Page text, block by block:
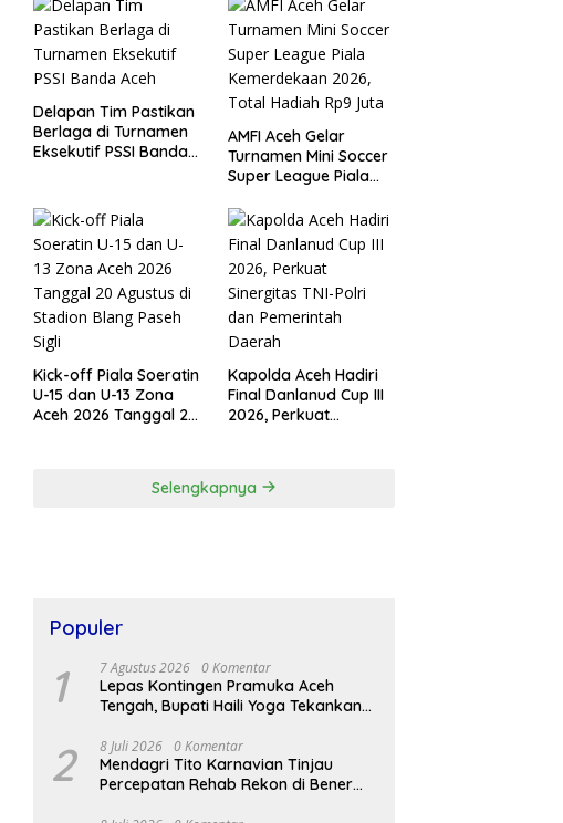
Delapan Tim Pastikan
Berlaga di Turnamen
Eksekutif PSSI Banda
AMFI Aceh Gelar
Turnamen Mini Soccer
Super League Piala
Total Hadiah Rp9 Juta
Kick-off Piala Soeratin
U-15 dan U-13 Zona
Aceh 2026 Tanggal 20
Kapolda Aceh Hadiri
Final Danlanud Cup III
2026, Perkuat
Selengkapnya
Populer
1 7 Agustus 2026 0 Komentar
Lepas Kontingen Pramuka Aceh
Tengah, Bupati Haili Yoga Tekankan
2 8 Juli 2026 0 Komentar
Mendagri Tito Karnavian Tinjau
Percepatan Rehab Rekon di Bener